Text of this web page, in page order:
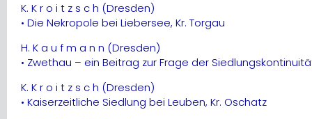
K. K r o i t z s c h (Dresden)
• Die Nekropole bei Liebersee, Kr. Torgau
H. K a u f m a n n (Dresden)
• Zwethau – ein Beitrag zur Frage der
K. K r o i t z s c h (Dresden)
• Kaiserzeitliche Siedlung bei Leuben, Kr. Oschatz